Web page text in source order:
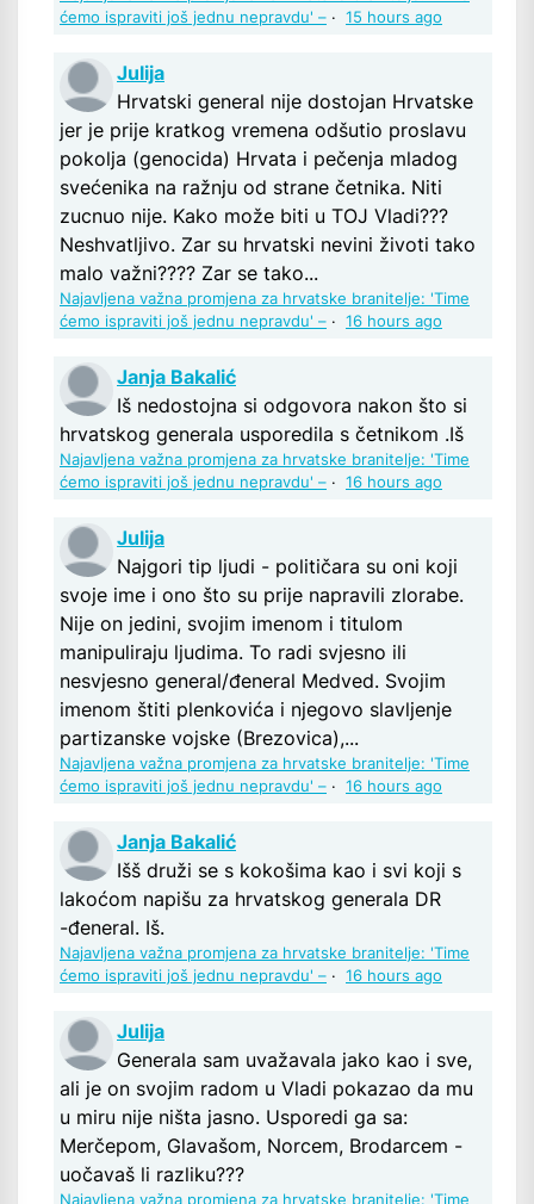
ćemo ispraviti još jednu nepravdu' – · 15 hours ago
Julija
Hrvatski general nije dostojan Hrvatske
jer je prije kratkog vremena odšutio proslavu
pokolja (genocida) Hrvata i pečenja mladog
svećenika na ražnju od strane četnika. Niti
zucnuo nije. Kako može biti u TOJ Vladi???
Neshvatljivo. Zar su hrvatski nevini životi tako
malo važni???? Zar se tako...
Najavljena važna promjena za hrvatske branitelje: 'Time
ćemo ispraviti još jednu nepravdu' – · 16 hours ago
Janja Bakalić
Iš nedostojna si odgovora nakon što si
hrvatskog generala usporedila s četnikom .Iš
Najavljena važna promjena za hrvatske branitelje: 'Time
ćemo ispraviti još jednu nepravdu' – · 16 hours ago
Julija
Najgori tip ljudi - političara su oni koji
svoje ime i ono što su prije napravili zlorabe.
Nije on jedini, svojim imenom i titulom
manipuliraju ljudima. To radi svjesno ili
nesvjesno general/đeneral Medved. Svojim
imenom štiti plenkovića i njegovo slavljenje
partizanske vojske (Brezovica),...
Najavljena važna promjena za hrvatske branitelje: 'Time
ćemo ispraviti još jednu nepravdu' – · 16 hours ago
Janja Bakalić
Išš druži se s kokošima kao i svi koji s
lakoćom napišu za hrvatskog generala DR
-đeneral. Iš.
Najavljena važna promjena za hrvatske branitelje: 'Time
ćemo ispraviti još jednu nepravdu' – · 16 hours ago
Julija
Generala sam uvažavala jako kao i sve,
ali je on svojim radom u Vladi pokazao da mu
u miru nije ništa jasno. Usporedi ga sa:
Merčepom, Glavašom, Norcem, Brodarcem -
uočavaš li razliku???
Najavljena važna promjena za hrvatske branitelje: 'Time